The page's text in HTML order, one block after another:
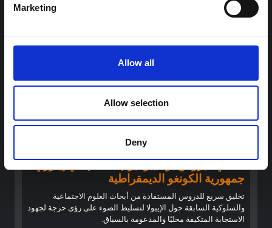
Marketing
Allow all
Allow selection
Deny
توجيهات
توصيات: التخليق السريع لدروس العلوم
الاجتماعية والسلوكية حول الإيبولا من أجل
تفشي فيروس بونديبوغيو (2026) في إيتوري،
جمهورية الكونغو الديمقراطية
تخليق سريع للدروس المستفادة من أبحاث العلوم الاجتماعية
والسلوكية السابقة حول الإيبولا لتسليط الضوء على رؤى حرجة لجهود
الاستجابة المتكيفة محليًا والمدعومة بالسياق.